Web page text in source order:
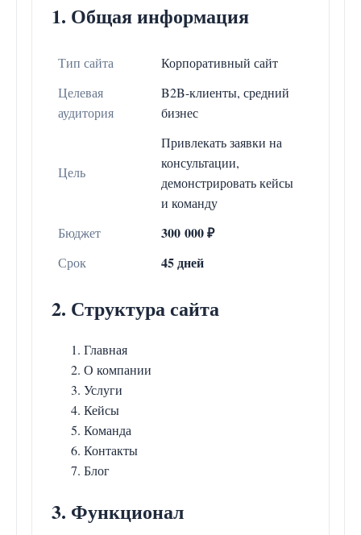
1. Общая информация
Тип сайта
Корпоративный сайт
Целевая
аудитория
B2B-клиенты, средний
бизнес
Цель
Привлекать заявки на
консультации,
демонстрировать кейсы
и команду
Бюджет
300 000 ₽
Срок 45 дней
2. Структура сайта
Главная
О компании
Услуги
Кейсы
Команда
Контакты
Блог
3. Функционал